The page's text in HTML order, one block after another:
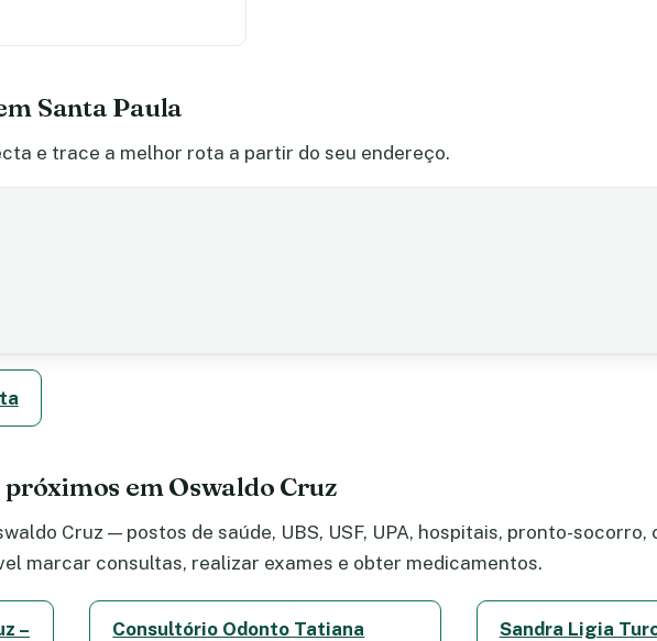
Santa Paula
e trace a melhor rota a partir do seu endereço.
em Oswaldo Cruz
Cruz — postos de saúde, UBS, USF, UPA, hospitais, pronto-socorro,
marcar consultas, realizar exames e obter medicamentos.
–
Consultório Odonto Tatiana
Sandra Ligia